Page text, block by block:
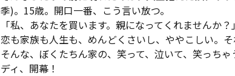
季)。15歳。開口一番、こう言い放つ。
「私、あなたを買います。親になってくれませんか？」
恋も家族も人生も、めんどくさいし、ややこしい。そ
そんな、ぼくたちん家の、笑って、泣いて、笑っち
ディ、開幕！